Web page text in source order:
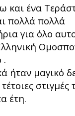
και ένα
πολλά πολλά
για όλο
.
ήταν μαγικό
στιγμές
έτη.